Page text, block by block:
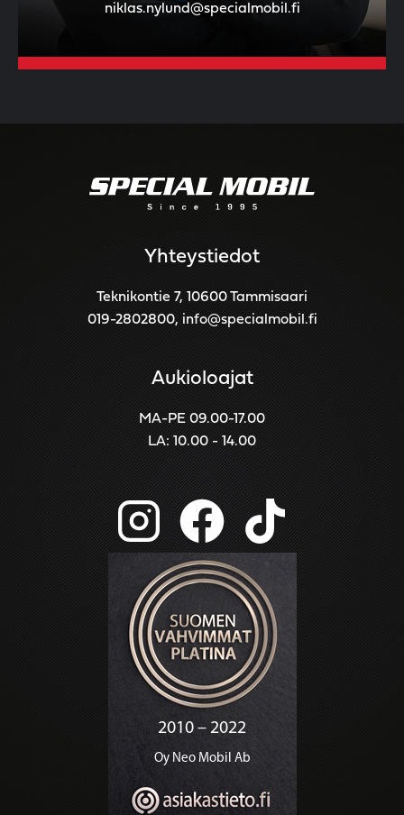
niklas.nylund@specialmobil.fi
Yhteystiedot
Teknikontie 7, 10600 Tammisaari
019-2802800, info@specialmobil.fi
Aukioloajat
MA-PE 09.00-17.00
LA: 10.00 - 14.00